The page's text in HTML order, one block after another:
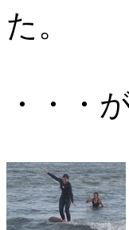
た。
・・・